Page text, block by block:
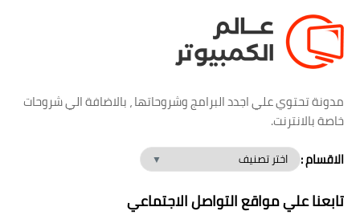
مدونة تحتوي علي اجدد البرامج وشروحاتها ، بالاضافة الي شروحات
خاصة بالانترنت.
الاقسام :
تابعنا علي مواقع التواصل الاجتماعي